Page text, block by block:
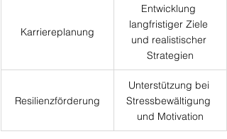
Karriereplanung
Entwicklung
langfristiger Ziele
und realistischer
Strategien
Resilienzförderung
Unterstützung bei
Stressbewältigung
und Motivation